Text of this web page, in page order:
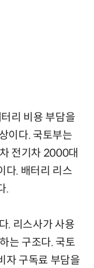
리 비용 부담을
이다. 국토부는
전기차 2000대
다. 배터리 리스
.
. 리스사가 사용
는 구조다. 국토
자 구독료 부담을